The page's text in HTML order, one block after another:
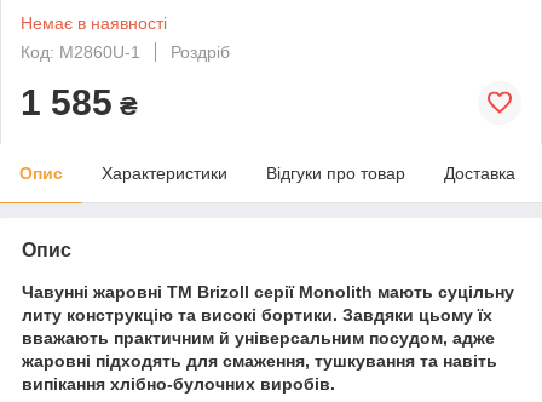
Немає в наявності
Код: M2860U-1
Роздріб
1 585 ₴
Опис Характеристики Відгуки про товар Доставка
Опис
Чавунні жаровні ТМ Brizoll серії Monolith мають суцільну
литу конструкцію та високі бортики. Завдяки цьому їх
вважають практичним й універсальним посудом, адже
жаровні підходять для смаження, тушкування та навіть
випікання хлібно-булочних виробів.